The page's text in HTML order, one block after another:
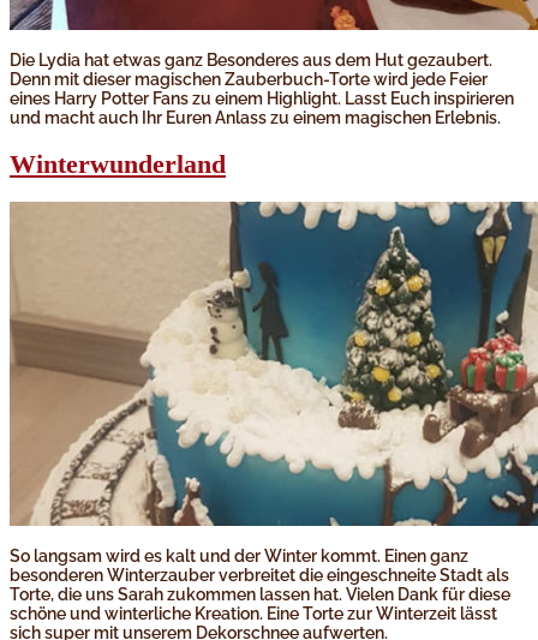
Die Lydia hat etwas ganz Besonderes aus dem Hut gezaubert.
Denn mit dieser magischen Zauberbuch-Torte wird jede Feier
eines Harry Potter Fans zu einem Highlight. Lasst Euch inspirieren
und macht auch Ihr Euren Anlass zu einem magischen Erlebnis.
Winterwunderland
So langsam wird es kalt und der Winter kommt. Einen ganz
besonderen Winterzauber verbreitet die eingeschneite Stadt als
Torte, die uns Sarah zukommen lassen hat. Vielen Dank für diese
schöne und winterliche Kreation. Eine Torte zur Winterzeit lässt
sich super mit unserem Dekorschnee aufwerten.